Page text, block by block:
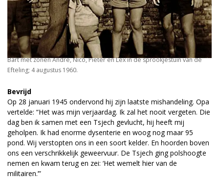
Bart met zonen André, Nico, Pieter en Lex in de sprookjestuin van de
Efteling; 4 augustus 1960.
Bevrijd
Op 28 januari 1945 ondervond hij zijn laatste mishandeling. Opa
vertelde: “Het was mijn verjaardag. Ik zal het nooit vergeten. Die
dag ben ik samen met een Tsjech gevlucht, hij heeft mij
geholpen. Ik had enorme dysenterie en woog nog maar 95
pond. Wij verstopten ons in een soort kelder. En hoorden boven
ons een verschrikkelijk geweervuur. De Tsjech ging polshoogte
nemen en kwam terug en zei: ‘Het wemelt hier van de
militairen.’”